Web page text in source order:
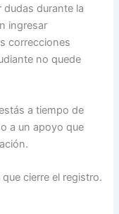
durante la
ingresar
correcciones
no quede
a tiempo de
a un apoyo que
cierre el registro.